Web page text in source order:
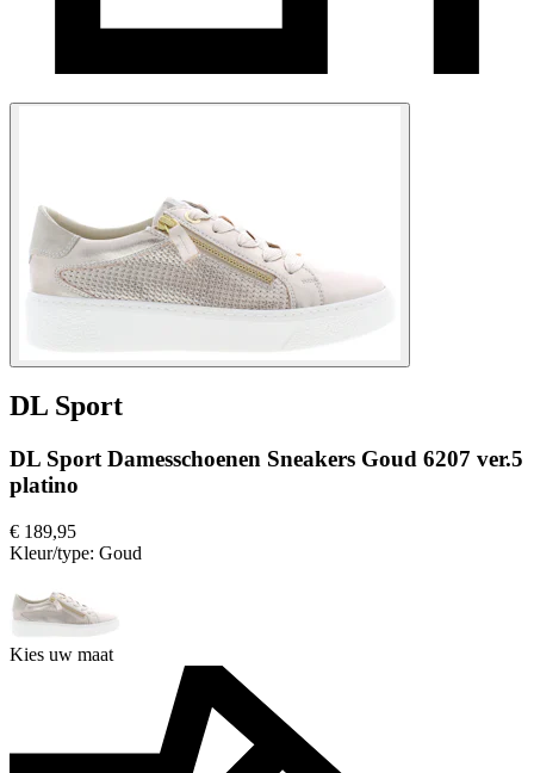
DL Sport
DL Sport Damesschoenen Sneakers Goud 6207 ver.5
platino
€ 189,95
Kleur/type: Goud
Kies uw maat